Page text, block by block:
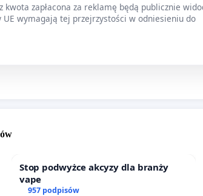
zapłacona za reklamę będą publicznie
wymagają tej przejrzystości w odniesieniu do
Stop podwyżce akcyzy dla branży
vape
957 podpisów